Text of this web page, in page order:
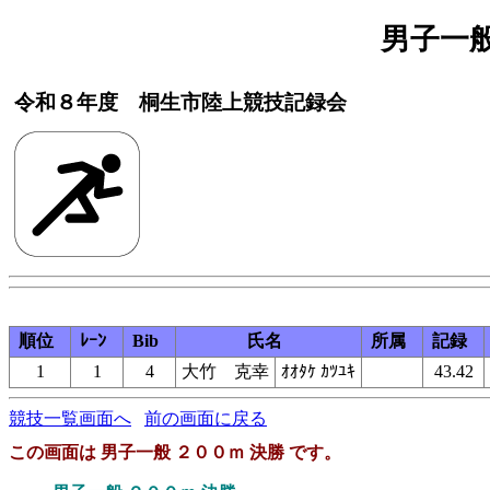
男子一
令和８年度 桐生市陸上競技記録会
順位 ﾚｰﾝ Bib 氏名 所属
記録
1
1 4 大竹 克幸 ｵｵﾀｹ ｶﾂﾕｷ 43.42
競技一覧画面へ
前の画面に戻る
この画面は 男子一般 ２００ｍ 決勝 です。